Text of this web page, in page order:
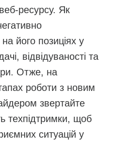
ресурсу. Як
його позиціях у
відвідуваності та
Отже, на
роботи з новим
звертайте
техпідтримки, щоб
ситуацій у